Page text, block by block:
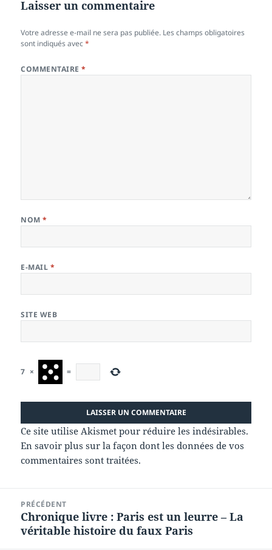
Laisser un commentaire
Votre adresse e-mail ne sera pas publiée. Les champs obligatoires
sont indiqués avec*
COMMENTAIRE*
NOM*
E-MAIL *
SITE WEB
7 × =
Ce site utilise Akismet pour réduire les indésirables.
En savoir plus sur la façon dont les données de vos
commentaires sont traitées.
l’article
PRÉCÉDENT
Article
précédent :
Chronique livre : Paris est un leurre – La
véritable histoire du faux Paris